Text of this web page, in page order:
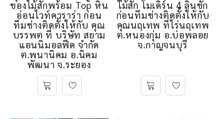
ของไม้สักพร้อม Top หิน
อ่อนไวท์คาราร่า ก่อน
ทีมช่างติดตั้งให้กับ คุณ
บรรพต ที่ บริษัท สยาม
แอนนิมอลฟีด จำกัด
ต.พนานิคม อ.นิคม
พัฒนา จ.ระยอง
ไม้สัก โมเดิร์น 4 ลิ้นชัก
ก่อนทีมช่างติดตั้งให้กับ
คุณนฤเทพ ที่ไร่นฤเทพ
ต.หนองกุ่ม อ.บ่อพลอย
จ.กาญจนบุรี